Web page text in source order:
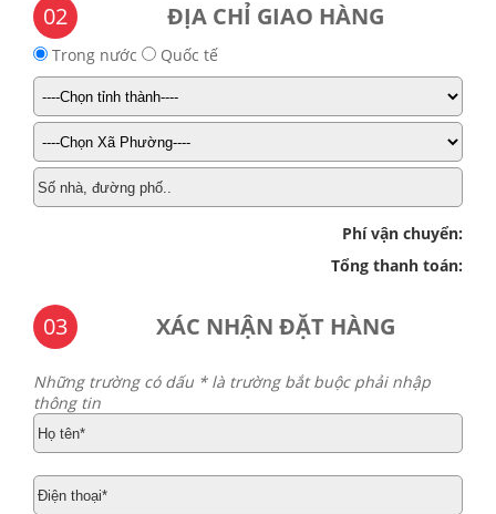
02 ĐỊA CHỈ GIAO HÀNG
Trong nước Quốc tế
Phí vận chuyển:
Tổng thanh toán:
03 XÁC NHẬN ĐẶT HÀNG
Những trường có dấu * là trường bắt buộc phải nhập
thông tin